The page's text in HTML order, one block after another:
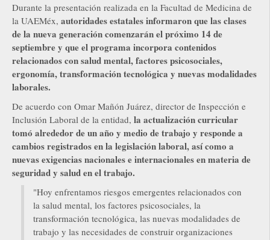
Durante la presentación realizada en la Facultad de Medicina de
la UAEMéx, autoridades estatales informaron que las clases
de la nueva generación comenzarán el próximo 14 de
septiembre y que el programa incorpora contenidos
relacionados con salud mental, factores psicosociales,
ergonomía, transformación tecnológica y nuevas modalidades
laborales.
De acuerdo con Omar Mañón Juárez, director de Inspección e
Inclusión Laboral de la entidad, la actualización curricular
tomó alrededor de un año y medio de trabajo y responde a
cambios registrados en la legislación laboral, así como a
nuevas exigencias nacionales e internacionales en materia de
seguridad y salud en el trabajo.
"Hoy enfrentamos riesgos emergentes relacionados con
la salud mental, los factores psicosociales, la
transformación tecnológica, las nuevas modalidades de
trabajo y las necesidades de construir organizaciones